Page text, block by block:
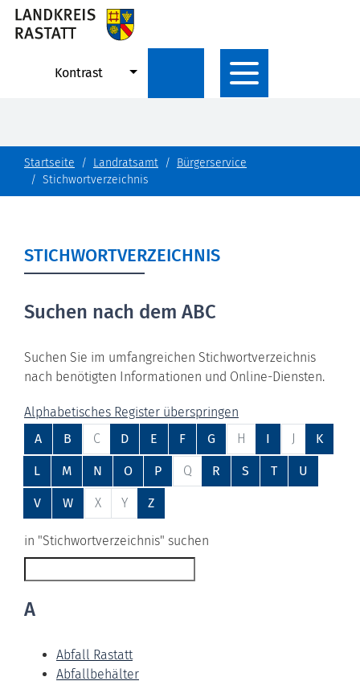
Kontrast
Startseite Landratsamt
Bürgerservice
Stichwortverzeichnis
STICHWORTVERZEICHNIS
Suchen nach dem ABC
Suchen Sie im umfangreichen Stichwortverzeichnis
nach benötigten Informationen und Online-Diensten.
Alphabetisches Register überspringen
A
B C D E F G H I J K
L M N O P Q R S T U
V W X Y Z
in "Stichwortverzeichnis" suchen
A
Abfall Rastatt
Abfallbehälter